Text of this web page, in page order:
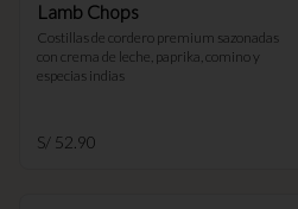
Lamb Chops
Costillas de cordero premium sazonadas
con crema de leche, paprika, comino y
especias indias
S/ 52.90